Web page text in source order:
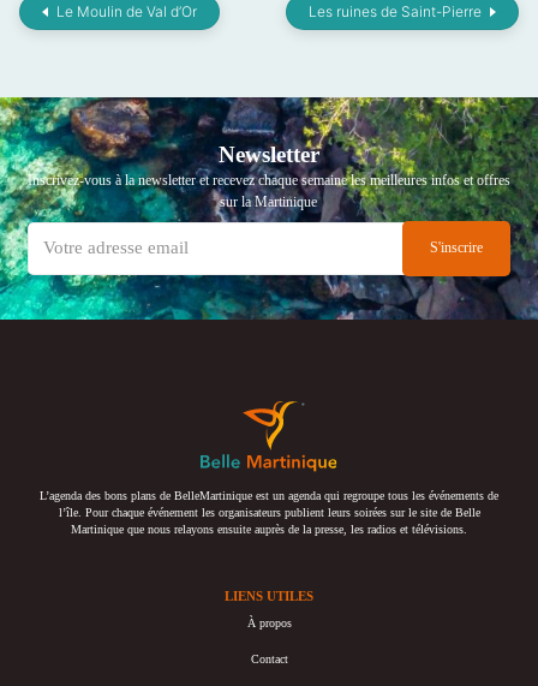
Le Moulin de Val d’Or Les ruines de Saint-Pierre
Newsletter
Inscrivez-vous à la newsletter et recevez chaque semaine les meilleures infos et offres
sur la Martinique
L’agenda des bons plans de BelleMartinique est un agenda qui regroupe tous les événements de
l’île. Pour chaque événement les organisateurs publient leurs soirées sur le site de Belle
Martinique que nous relayons ensuite auprès de la presse, les radios et télévisions.
LIENS UTILES
À propos
Contact